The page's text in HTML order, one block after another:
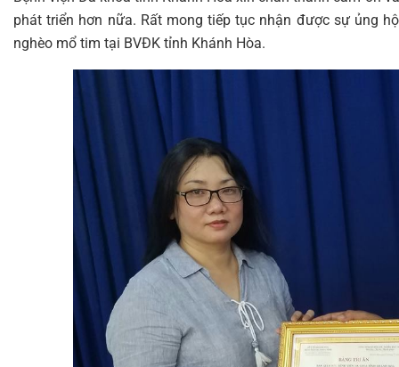
phát triển hơn nữa. Rất mong tiếp tục nhận được sự ủng
nghèo mổ tim tại BVĐK tỉnh Khánh Hòa.